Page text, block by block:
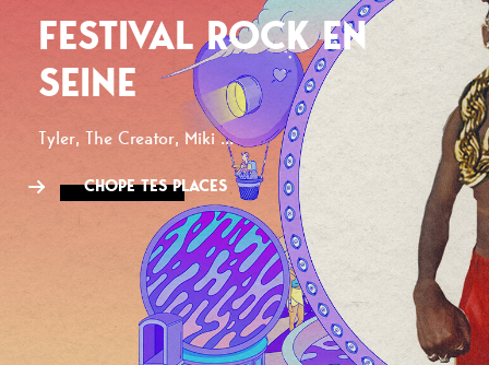
FESTIVAL ROCK EN
SEINE
Tyler, The Creator, Miki ...
CHOPE TES PLACES